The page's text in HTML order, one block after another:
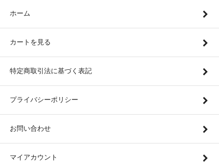
ホーム
カートを見る
特定商取引法に基づく表記
プライバシーポリシー
お問い合わせ
マイアカウント